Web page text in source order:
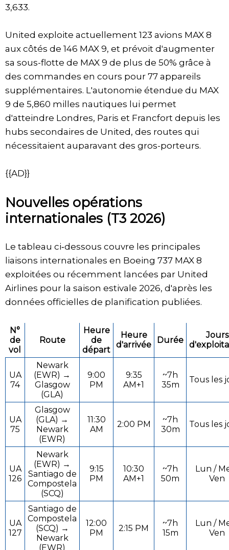
3,633.
United exploite actuellement 123 avions MAX 8
aux côtés de 146 MAX 9, et prévoit d'augmenter
sa sous-flotte de MAX 9 de plus de 50% grâce à
des commandes en cours pour 77 appareils
supplémentaires. L'autonomie étendue du MAX
9 de 5,860 milles nautiques lui permet
d'atteindre Londres, Paris et Francfort depuis les
hubs secondaires de United, des routes qui
nécessitaient auparavant des gros-porteurs.
{{AD}}
Nouvelles opérations
internationales (T3 2026)
Le tableau ci‑dessous couvre les principales
liaisons internationales en Boeing 737 MAX 8
exploitées ou récemment lancées par United
Airlines pour la saison estivale 2026, d'après les
données officielles de planification publiées.
N°
de
vol
Route
Heure
de
départ
Heure
d'arrivée
Durée
Jours
UA
74
Newark
(EWR) →
Glasgow
(GLA)
9:00
PM
9:35
AM+1
~7h
35m
Tous les
UA
75
Glasgow
(GLA) →
Newark
(EWR)
11:30
AM
2:00 PM
~7h
30m
Tous les
UA
126
Newark
(EWR) →
Santiago de
Compostela
(SCQ)
9:15
PM
10:30
AM+1
~7h
50m
Lun /
Ven
UA
127
Santiago de
Compostela
(SCQ) →
Newark
(EWR)
12:00
PM
2:15 PM
~7h
15m
Lun /
Ven